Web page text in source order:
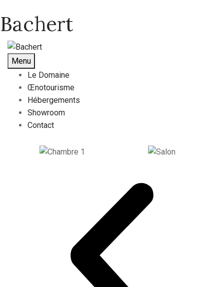
Bachert
Menu
Le Domaine
Œnotourisme
Hébergements
Showroom
Contact